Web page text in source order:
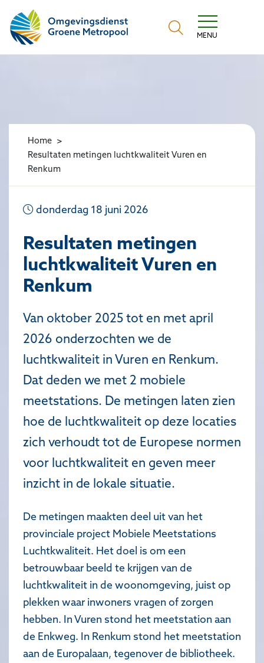
Omgevingsdienst Groene Metropool
MENU
Home
Resultaten metingen luchtkwaliteit Vuren en
Renkum
donderdag 18 juni 2026
Resultaten metingen
luchtkwaliteit Vuren en
Renkum
Van oktober 2025 tot en met april
2026 onderzochten we de
luchtkwaliteit in Vuren en Renkum.
Dat deden we met 2 mobiele
meetstations. De metingen laten zien
hoe de luchtkwaliteit op deze locaties
zich verhoudt tot de Europese normen
voor luchtkwaliteit en geven meer
inzicht in de lokale situatie.
De metingen maakten deel uit van het
provinciale project Mobiele Meetstations
Luchtkwaliteit. Het doel is om een
betrouwbaar beeld te krijgen van de
luchtkwaliteit in de woonomgeving, juist op
plekken waar inwoners vragen of zorgen
hebben. In Vuren stond het meetstation aan
de Enkweg. In Renkum stond het meetstation
aan de Europalaan, tegenover de bibliotheek.